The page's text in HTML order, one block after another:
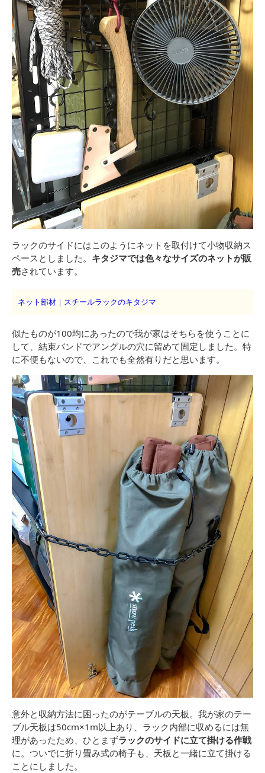
ラックのサイドにはこのようにネットを取付けて小物収納ス
ペースとしました。 キタジマでは色々なサイズのネットが販
売されています。
ネット部材｜スチールラックのキタジマ
似たものが100均にあったので我が家はそちらを使うことに
して、結束バンドでアングルの穴に留めて固定しました。特
に不便もないので、これでも全然有りだと思います。
意外と収納方法に困ったのがテーブルの天板。我が家のテー
ブル天板は50cm×1m以上あり、ラック内部に収めるには無
理があったため、ひとまずラックのサイドに立て掛ける作戦
に。ついでに折り畳み式の椅子も、天板と一緒に立て掛ける
ことにしました。